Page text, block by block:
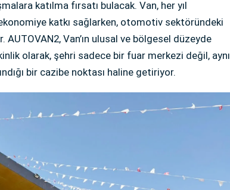
katılma fırsatı bulacak. Van, her yıl
katkı sağlarken, otomotiv sektöründeki
Van’ın ulusal ve bölgesel düzeyde
olarak, şehri sadece bir fuar merkezi değil, aynı
bir cazibe noktası haline getiriyor.